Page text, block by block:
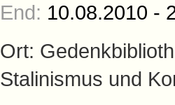
End: 10.08.2010 -
Ort:
Stalinismus und